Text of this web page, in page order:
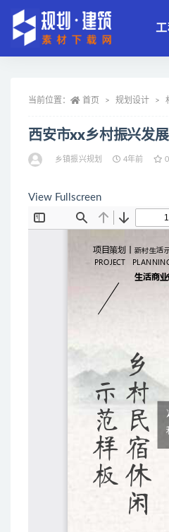
当前位置： 首页 规划设计
西安市xx乡村振兴发
乡镇振兴规划 4年前 0
View Fullscreen